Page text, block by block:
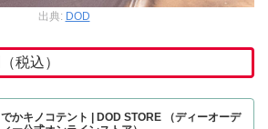
出典: DOD
（税込）
でかキノコテント | DOD STORE （ディーオーデ